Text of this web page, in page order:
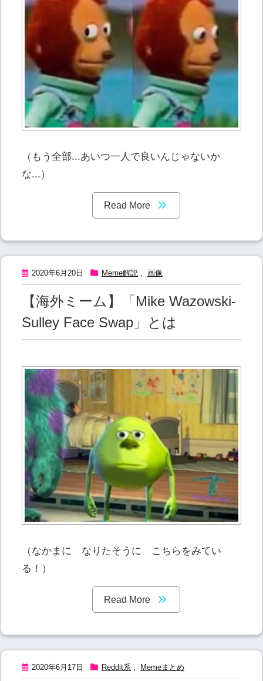
（もう全部...あいつ一人で良いんじゃないか
な...）
Read More
2020年6月20日 Meme解説 画像
【海外ミーム】「Mike Wazowski-
Sulley Face Swap」とは
（なかまに なりたそうに こちらをみてい
る！）
Read More
2020年6月17日 Reddit系 , Memeまとめ